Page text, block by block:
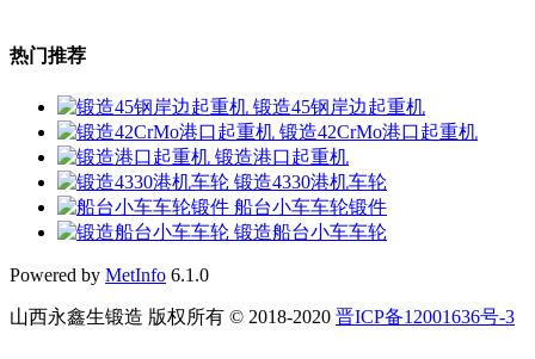
热门推荐
锻造45钢岸边起重机
锻造42CrMo港口起重机
锻造港口起重机
锻造4330港机车轮
船台小车车轮锻件
锻造船台小车车轮
Powered by MetInfo 6.1.0
山西永鑫生锻造 版权所有 © 2018-2020 晋ICP备12001636号-3